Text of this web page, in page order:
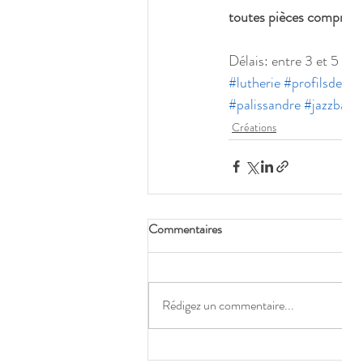
toutes pièces
Délais: entre 3 et 5
#lutherie
#palissandre
Créations
Commentaires
Rédigez un commentaire...